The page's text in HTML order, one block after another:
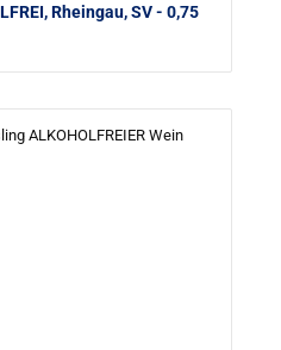
Rheingau, SV- 0,75